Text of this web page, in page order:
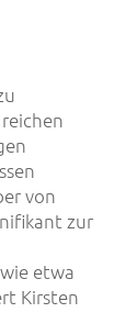
von
zur
etwa
Kirsten